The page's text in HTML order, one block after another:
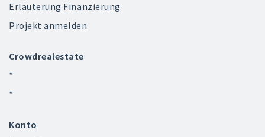
Erläuterung Finanzierung
Projekt anmelden
Crowdrealestate
*
*
Konto